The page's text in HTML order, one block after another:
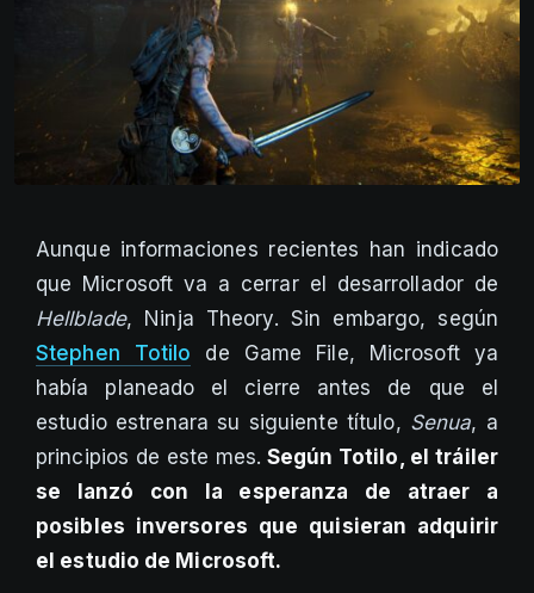
Aunque informaciones recientes han indicado
que Microsoft va a cerrar el desarrollador de
Hellblade, Ninja Theory. Sin embargo, según
Stephen Totilo de Game File, Microsoft ya
había planeado el cierre antes de que el
estudio estrenara su siguiente título, Senua, a
principios de este mes. Según Totilo, el tráiler
se lanzó con la esperanza de atraer a
posibles inversores que quisieran adquirir
el estudio de Microsoft.